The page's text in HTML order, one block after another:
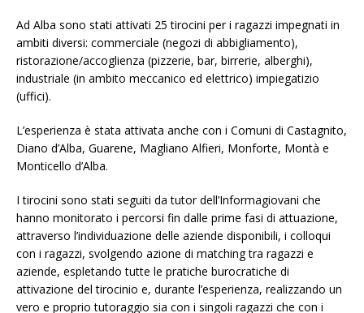
Ad Alba sono stati attivati 25 tirocini per i ragazzi impegnati in
ambiti diversi: commerciale (negozi di abbigliamento),
ristorazione/accoglienza (pizzerie, bar, birrerie, alberghi),
industriale (in ambito meccanico ed elettrico) impiegatizio
(uffici).
L’esperienza è stata attivata anche con i Comuni di Castagnito,
Diano d’Alba, Guarene, Magliano Alfieri, Monforte, Montà e
Monticello d’Alba.
I tirocini sono stati seguiti da tutor dell’Informagiovani che
hanno monitorato i percorsi fin dalle prime fasi di attuazione,
attraverso l’individuazione delle aziende disponibili, i colloqui
con i ragazzi, svolgendo azione di matching tra ragazzi e
aziende, espletando tutte le pratiche burocratiche di
attivazione del tirocinio e, durante l’esperienza, realizzando un
vero e proprio tutoraggio sia con i singoli ragazzi che con i